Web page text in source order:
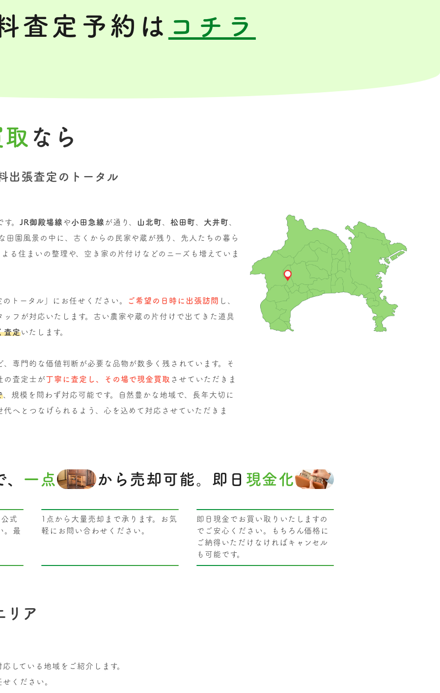
査定予約は コチラ
なら
出張査定のトータル
。 JR御殿場線 や小田急線 が通り、 山北町 、松田町 大井町
田園風景の中に、古くからの民家や蔵が残り、先人たちの暮ら
る住まいの整理や、空き家の片付けなどのニーズも増えていま
トータル」にお任せください。 ご希望の日時に出張訪問 し、
フが対応いたします。古い農家や蔵の片付けで出てきた道具
査定いたします。
専門的な価値判断が必要な品物が数多く残されています。そ
の査定士が丁寧に査定し、その場で現金買取 させていただきま
、規模を問わず対応可能です。自然豊かな地域で、長年大切に
へとつなげられるよう、心を込めて対応させていただきま
、 一点 から売却可能。即日 現金化
式
。最
1点から大量売却まで承ります。お気
軽にお問い合わせください。
即日現金でお買い取りいたしますの
でご安心ください。もちろん価格に
ご納得いただけなければキャンセル
も可能です。
リア
している地域をご紹介します。
ください。